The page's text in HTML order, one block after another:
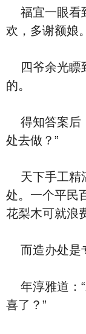
福宜一眼看
欢，多谢额娘
四爷余光瞟
的。
得知答案后
处去做？”
天下手工精
处。一个平民
花梨木可就浪
而造办处是
年淳雅道：“
喜了？”